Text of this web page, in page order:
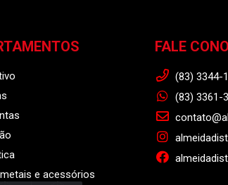
e acessórios
FALE
(83) 3344-
(83) 3361-